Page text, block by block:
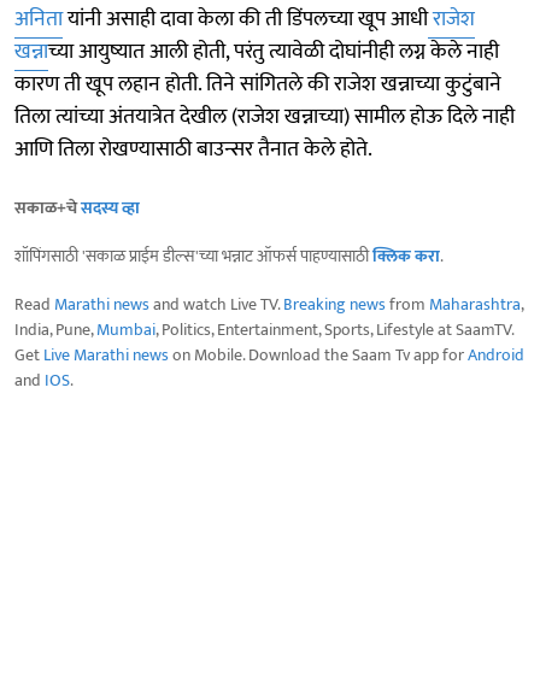
अनितायांनी असाही दावा केला की ती डिंपलच्या खूप आधीराजेश
खन्नाच्या आयुष्यात आली होती, परंतु त्यावेळी दोघांनीही लग्न केले नाही
कारण ती खूप लहान होती. तिने सांगितले की राजेश खन्नाच्या कुटुंबाने
तिला त्यांच्या अंतयात्रेत देखील (राजेश खन्नाच्या) सामील होऊ दिले नाही
आणि तिला रोखण्यासाठी बाउन्सर तैनात केले होते.
सकाळ+चेसदस्य व्हा
शॉपिंगसाठी 'सकाळ प्राईम डील्स'च्या भन्नाट ऑफर्स पाहण्यासाठीक्लिक करा.
Read Marathi newsand watch Live TV.Breaking newsfrom Maharashtra,
India, Pune,Mumbai, Politics, Entertainment, Sports, Lifestyle at SaamTV.
GetLive Marathi newson Mobile. Download the Saam Tv app forAndroid
and IOS.